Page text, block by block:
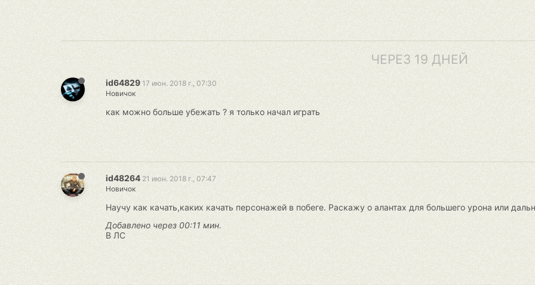
ЧЕРЕЗ 19 ДНЕЙ
id64829 17 июн. 2018 г., 07:30
Новичок
как можно больше убежать ? я только начал играть
id48264 21 июн. 2018 г., 07:47
Новичок
Научу как качать,каких качать персонажей в побеге. Раскажу о алантах для большего урона или
Добавлено через 00:11 мин.
В ЛС